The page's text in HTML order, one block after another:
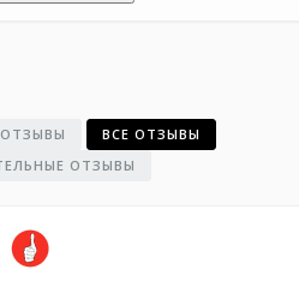
ВСЕ ОТЗЫВЫ
ОТЗЫВЫ